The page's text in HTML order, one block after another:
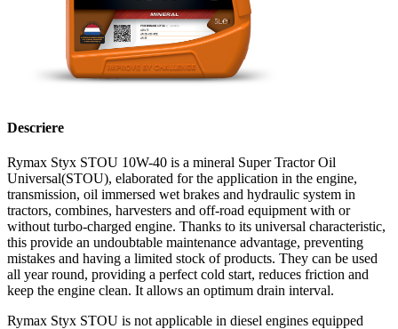
Descriere
Rymax Styx STOU 10W-40 is a mineral Super Tractor Oil
Universal(STOU), elaborated for the application in the engine,
transmission, oil immersed wet brakes and hydraulic system in
tractors, combines, harvesters and off-road equipment with or
without turbo-charged engine. Thanks to its universal characteristic,
this provide an undoubtable maintenance advantage, preventing
mistakes and having a limited stock of products. They can be used
all year round, providing a perfect cold start, reduces friction and
keep the engine clean. It allows an optimum drain interval.
Rymax Styx STOU is not applicable in diesel engines equipped